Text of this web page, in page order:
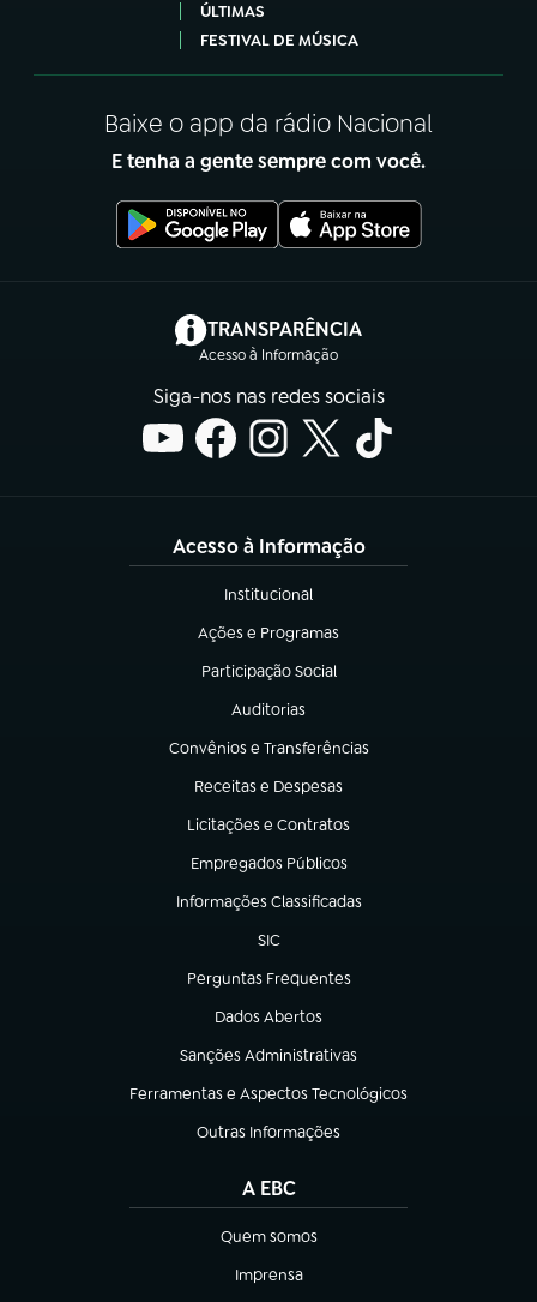
ÚLTIMAS
FESTIVAL DE MÚSICA
Baixe o app da rádio Nacional
E tenha a gente sempre com você.
TRANSPARÊNCIA
Acesso à Informação
(abre em nova aba)
Siga-nos nas redes sociais
Acesso à Informação
Institucional
(abre em nova aba)
Ações e Programas
(abre em nova aba)
Participação Social
(abre em nova aba)
Auditorias
(abre em nova aba)
Convênios e Transferências
(abre em nova aba)
Receitas e Despesas
(abre em nova aba)
Licitações e Contratos
(abre em nova aba)
Empregados Públicos
(abre em nova aba)
Informações Classificadas
(abre em nova aba)
SIC
(abre em nova aba)
Perguntas Frequentes
(abre em nova aba)
Dados Abertos
(abre em nova aba)
Sanções Administrativas
(abre em nova aba)
Ferramentas e Aspectos Tecnológicos
(abre em nova aba)
Outras Informações
(abre em nova aba)
A EBC
Quem somos
(abre em nova aba)
Imprensa
(abre em nova aba)